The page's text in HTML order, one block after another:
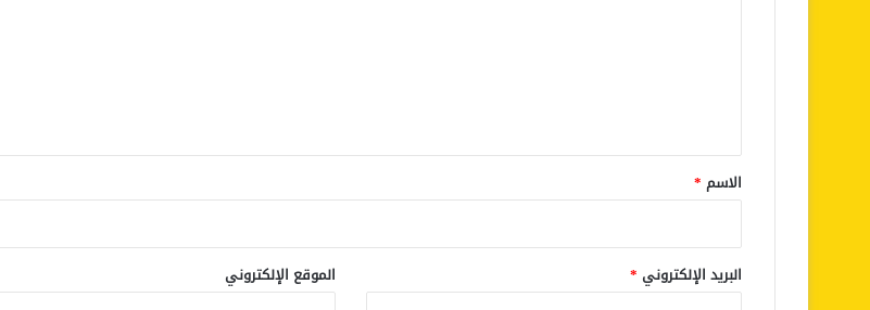
*
الاسم *
البريد الإلكتروني * الموقع الإلكتروني